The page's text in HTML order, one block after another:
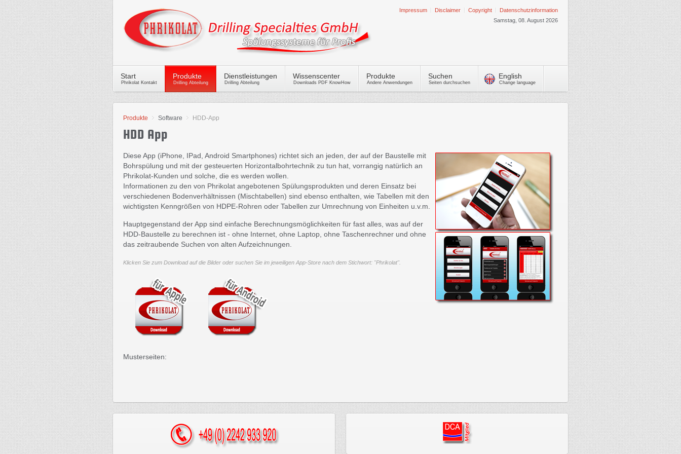
Impressum Disclaimer Copyright
Datenschutzinformation
Samstag, 08. August 2026
Start
Phrikolat Kontakt
Produkte
Drilling Abteilung
Dienstleistungen
Drilling Abteilung
Wissenscenter
Downloads PDF KnowHow
Produkte
Andere Anwendungen
Suchen
Seiten durchsuchen
English
Change language
Produkte Software HDD-App
HDD App
Diese App (iPhone, IPad, Android Smartphones) richtet sich an jeden, der auf der Baustelle mit
Bohrspülung und mit der gesteuerten Horizontalbohrtechnik zu tun hat, vorrangig natürlich an
Phrikolat-Kunden und solche, die es werden wollen.
Informationen zu den von Phrikolat angebotenen Spülungsprodukten und deren Einsatz bei
verschiedenen Bodenverhältnissen (Mischtabellen) sind ebenso enthalten, wie Tabellen mit den
wichtigsten Kenngrößen von HDPE-Rohren oder Tabellen zur Umrechnung von Einheiten u.v.m.
Hauptgegenstand der App sind einfache Berechnungsmöglichkeiten für fast alles, was auf der
HDD-Baustelle zu berechnen ist - ohne Internet, ohne Laptop, ohne Taschenrechner und ohne
das zeitraubende Suchen von alten Aufzeichnungen.
Klicken Sie zum Download auf die Bilder oder suchen Sie im jeweiligen App-Store nach dem Stichwort: "Phrikolat".
Musterseiten: